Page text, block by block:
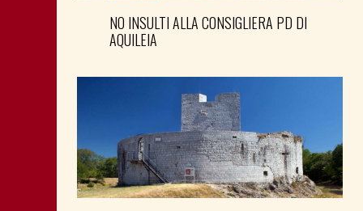
NO INSULTI ALLA CONSIGLIERA PD DI
AQUILEIA